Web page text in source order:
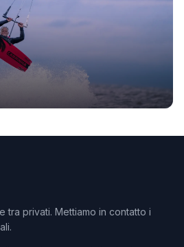
tra privati. Mettiamo in contatto i